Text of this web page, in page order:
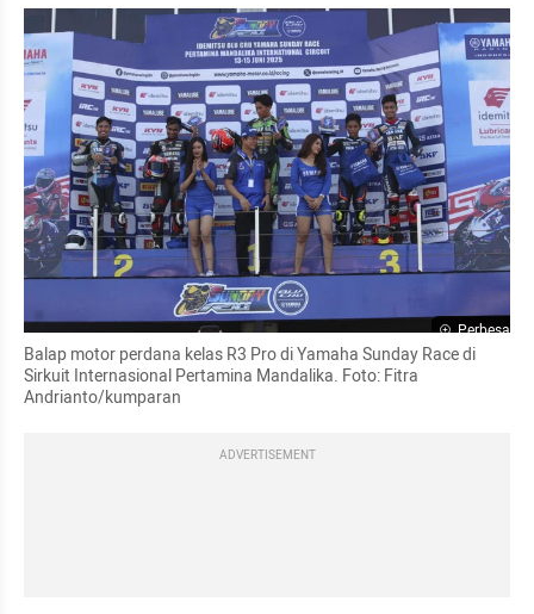
Perbesar
Balap motor perdana kelas R3 Pro di Yamaha Sunday Race di
Sirkuit Internasional Pertamina Mandalika. Foto: Fitra
Andrianto/kumparan
ADVERTISEMENT